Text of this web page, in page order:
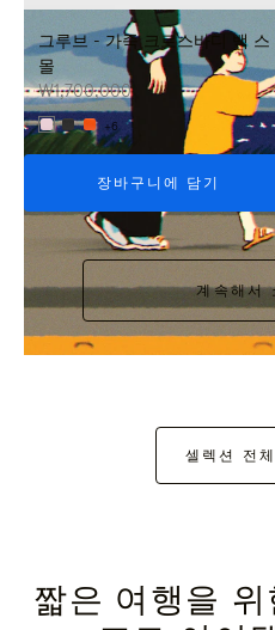
IT
IT
그루브 - 가죽 크로스바디 백 스
몰
₩1,700,000
+6
장바구니에 담기
계속해서
셀렉션 전
짧은 여행을 위